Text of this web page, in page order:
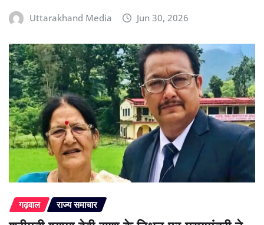
Uttarakhand Media Jun 30, 2026
गढ़वाल राज्य समाचार